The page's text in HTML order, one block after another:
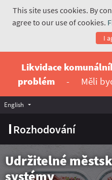
This site uses cookies. By
agree to our use of cookies.
I
Likvidace
problém
- Měli
Rozhodování
English Vyberte jazyk
Udržitelné
systémy